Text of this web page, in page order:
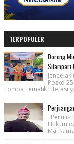
TERPOPULER
Dorong
Silampari
Posko
Lomba Tematik Literasi
Penulis:
Hukum